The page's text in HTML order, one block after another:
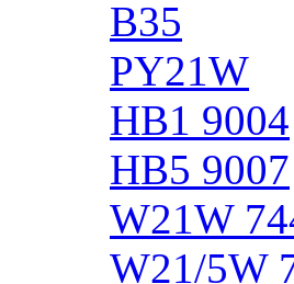
B35
PY21W
HB1 9004
HB5 9007
W21W
W21/5W